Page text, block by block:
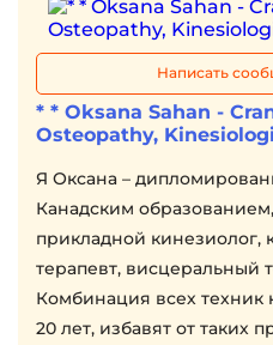
Написать
* * Oksana Sahan -
Osteopathy,
Я Оксана –
Канадским
прикладной кинезиолог,
терапевт, висцеральный
Комбинация всех техник
20 лет, избавят от таких